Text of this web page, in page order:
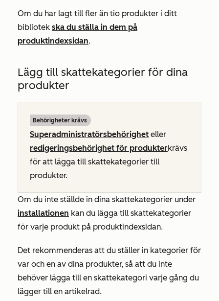
Om du har lagt till fler än tio produkter i ditt
bibliotek ska du ställa in dem på
produktindexsidan.
Lägg till skattekategorier för dina
produkter
Behörigheter krävs
Superadministratörsbehörighet eller
redigeringsbehörighet för produkterkrävs
för att lägga till skattekategorier till
produkter.
Om du inte ställde in dina skattekategorier under
installationen kan du lägga till skattekategorier
för varje produkt på produktindexsidan.
Det rekommenderas att du ställer in kategorier för
var och en av dina produkter, så att du inte
behöver lägga till en skattekategori varje gång du
lägger till en artikelrad.